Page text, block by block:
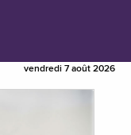
vendredi 7 août 2026